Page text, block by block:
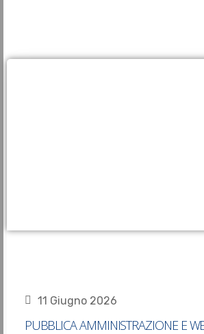
11 Giugno 2026
PUBBLICA AMMINISTRAZIONE E